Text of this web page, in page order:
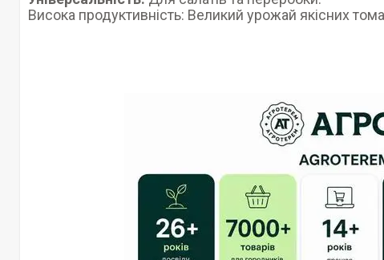
Висока продуктивність: Великий урожай якісних